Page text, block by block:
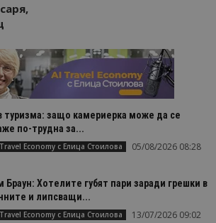
туризма: защо камериерка може да се
по-трудна за...
Economy с Елица Стоилова 05/08/2026 08:28
Браун: Хотелите губят пари заради грешки в
и липсващи...
Economy с Елица Стоилова 13/07/2026 09:02